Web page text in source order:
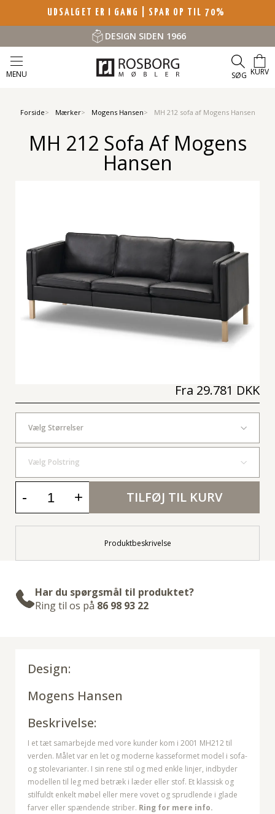
UDSALGET ER I GANG | SPAR OP TIL 70%
DESIGN SIDEN 1966
MENU SØG KURV
Forside Mærker Mogens Hansen MH 212 sofa af Mogens Hansen
MH 212 Sofa Af Mogens
Hansen
Fra 29.781 DKK
Vælg Størrelser
Vælg Polstring
- + TILFØJ TIL KURV
Produktbeskrivelse
Har du spørgsmål til produktet?
Ring til os på 86 98 93 22
Design:
Mogens Hansen
Beskrivelse:
I et tæt samarbejde med vore kunder kom i 2001 MH212 til
verden. Målet var en let og moderne kasseformet model i sofa-
og stolevarianter. I sin rene stil og med enkle linjer, indbyder
modellen til leg med betræk i læder eller stof. Et klassisk og
stilfuldt enkelt møbel eller mere vovet og sprudlende i glade
farver eller spændende striber. Ring for mere info.